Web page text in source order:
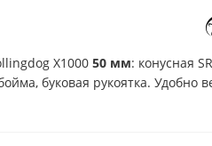
X1000 50 мм: конусная
буковая рукоятка. Удобно
нанесение водных